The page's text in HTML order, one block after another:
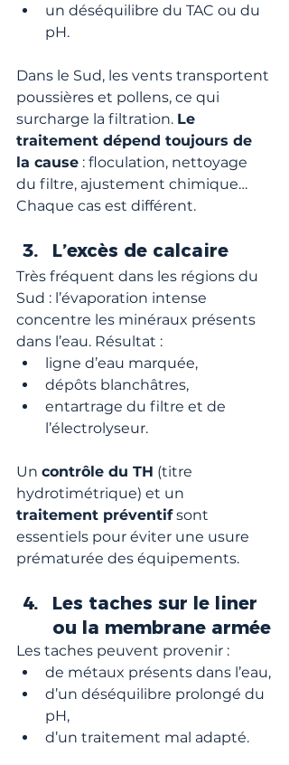
un déséquilibre du TAC ou du
pH.
Dans le Sud, les vents transportent
poussières et pollens, ce qui
surcharge la filtration. Le
traitement dépend toujours de
la cause : floculation, nettoyage
du filtre, ajustement chimique…
Chaque cas est différent.
L’excès de calcaire
Très fréquent dans les régions du
Sud : l’évaporation intense
concentre les minéraux présents
dans l’eau. Résultat :
ligne d’eau marquée,
dépôts blanchâtres,
entartrage du filtre et de
l’électrolyseur.
Un contrôle du TH (titre
hydrotimétrique) et un
traitement préventif sont
essentiels pour éviter une usure
prématurée des équipements.
Les taches sur le liner
ou la membrane armée
Les taches peuvent provenir :
de métaux présents dans l’eau,
d’un déséquilibre prolongé du
pH,
d’un traitement mal adapté.